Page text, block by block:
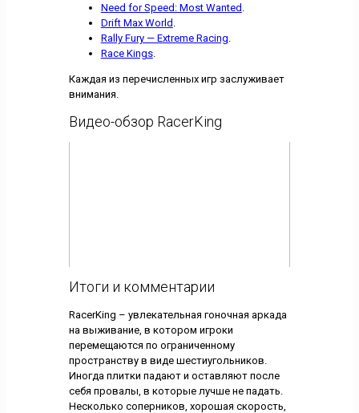
Need for Speed: Most Wanted .
Drift Max World .
Rally Fury — Extreme Racing.
Race Kings.
Каждая из перечисленных игр заслуживает
внимания.
Видео-обзор RacerKing
Итоги и комментарии
RacerKing – увлекательная гоночная аркада
на выживание, в котором игроки
перемещаются по ограниченному
пространству в виде шестиугольников.
Иногда плитки падают и оставляют после
себя провалы, в которые лучше не падать.
Несколько соперников, хорошая скорость,